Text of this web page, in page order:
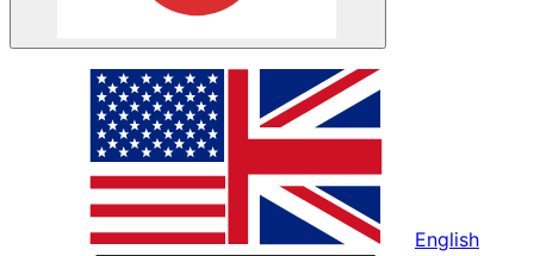
English